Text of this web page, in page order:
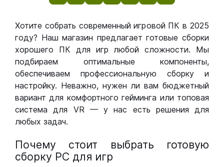
Хотите собрать современный игровой ПК в 2025
году? Наш магазин предлагает готовые сборки
хорошего ПК для игр любой сложности. Мы
подбираем оптимальные компоненты,
обеспечиваем профессиональную сборку и
настройку. Неважно, нужен ли вам бюджетный
вариант для комфортного гейминга или топовая
система для VR — у нас есть решения для
любых задач.
Почему стоит выбрать готовую
сборку РС для игр